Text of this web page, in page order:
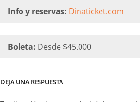
Info y reservas: Dinaticket.com
Boleta: Desde $45.000
DEJA UNA RESPUESTA